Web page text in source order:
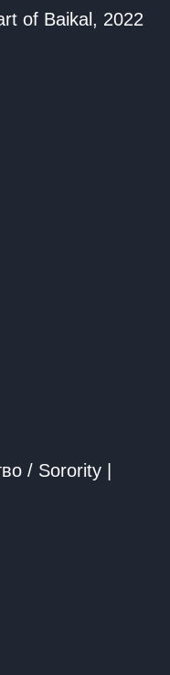
of Baikal, 2022
/ Sorority |